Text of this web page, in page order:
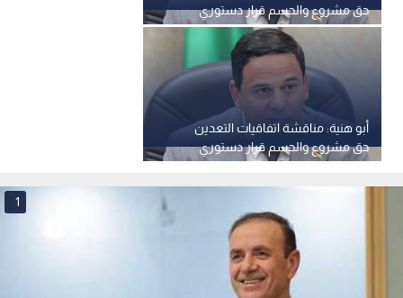
حق مشروع والحسم قرار دستوري
تحت قبة البرلمان
أبو هنية: مناقشة اتفاقيات التعدين
حق مشروع والحسم قرار دستوري
تحت قبة البرلمان
1